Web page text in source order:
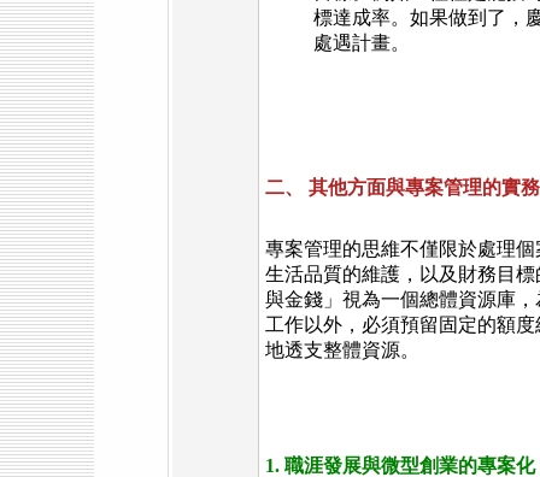
標達成率。如果做到了，
處遇計畫。
二、 其他方面與專案管理的實
專案管理的思維不僅限於處理
生活品質的維護，以及財務目
與金錢」視為一個總體資源庫
工作以外，必須預留固定的額
地透支整體資源。
1. 職涯發展與微型創業的專案化